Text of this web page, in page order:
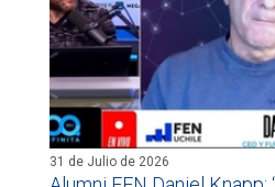
31 de Julio de 2026